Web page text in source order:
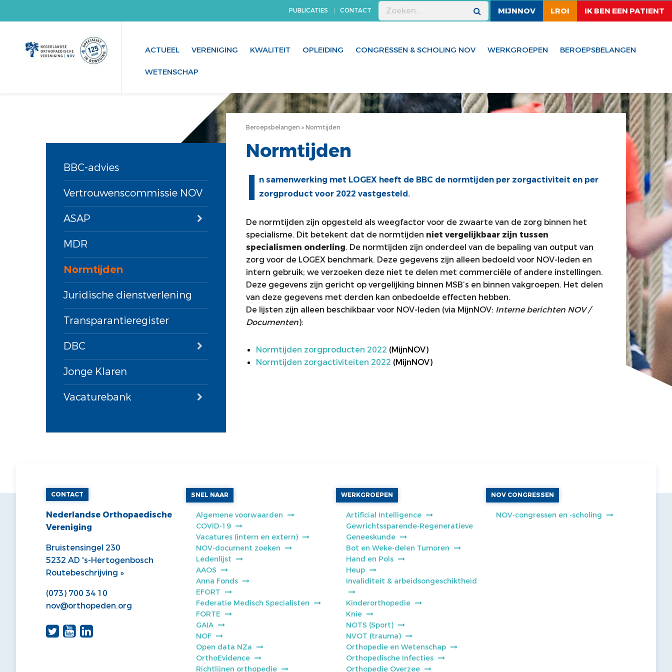
PUBLICATIES CONTACT MIJNNOV LROI IK BEN EEN PATIENT
ACTUEEL VERENIGING KWALITEIT OPLEIDING CONGRESSEN & SCHOLING NOV WERKGROEPEN BEROEPSBELANGEN
WETENSCHAP
BBC-advies
Vertrouwenscommissie NOV
ASAP
MDR
Normtijden
Juridische dienstverlening
Transparantieregister
DBC
Jonge Klaren
Vacaturebank
Beroepsbelangen Normtijden
Normtijden
I n samenwerking met LOGEX heeft de BBC de normtijden per zorgactiviteit en per
zorgproduct voor 2022 vastgesteld.
De normtijden zijn opgesteld als weegfactor voor de zwaarte van de zorg binnen het
specialisme. Dit betekent dat de normtijden niet vergelijkbaar zijn tussen
specialismen onderling. De normtijden zijn onderdeel van de bepaling van output van
zorg voor de LOGEX benchmark. Deze gegevens zijn alleen bedoeld voor NOV-leden en
intern gebruik; we verzoeken deze niet te delen met commerciële of andere instellingen.
Deze gegevens zijn gericht op vergelijking binnen MSB’s en binnen vakgroepen. Het delen
van deze gegevens met derden kan onbedoelde effecten hebben.
De lijsten zijn alleen beschikbaar voor NOV-leden (via MijnNOV: Interne berichten NOV /
Documenten):
Normtijden zorgproducten 2022 (MijnNOV)
Normtijden zorgactiviteiten 2022 (MijnNOV)
CONTACT
Nederlandse Orthopaedische
Vereniging
Bruistensingel 230
5232 AD 's-Hertogenbosch
Routebeschrijving »
(073) 700 34 10
nov@orthopeden.org
SNEL NAAR
Algemene voorwaarden
COVID-19
Vacatures (intern en extern)
NOV-document zoeken
Ledenlijst
AAOS
Anna Fonds
EFORT
Federatie Medisch Specialisten
FORTE
GAIA
NOF
Open data NZa
OrthoEvidence
Richtlijnen orthopedie
WERKGROEPEN
Artificial Intelligence
Gewrichtssparende-Regeneratieve
Geneeskunde
Bot en Weke-delen Tumoren
Hand en Pols
Heup
Invaliditeit & arbeidsongeschiktheid
Kinderorthopedie
Knie
NOTS (Sport)
NVOT (trauma)
Orthopedie en Wetenschap
Orthopedische Infecties
Orthopedie Overzee
NOV CONGRESSEN
NOV-congressen en -scholing